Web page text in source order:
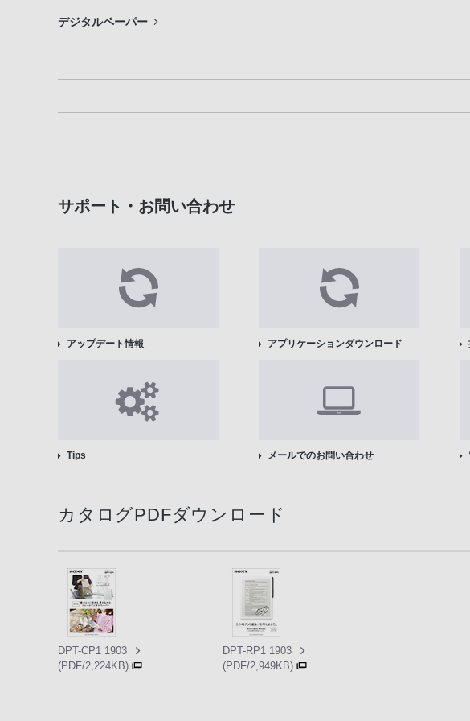
デジタルペーパー
サポート・お問い合わせ
アップデート情報 アプリケーションダウンロード
Tips メールでのお問い合わせ
カタログPDFダウンロード
DPT-CP1 1903
(PDF/2,224KB)
DPT-RP1 1903
(PDF/2,949KB)